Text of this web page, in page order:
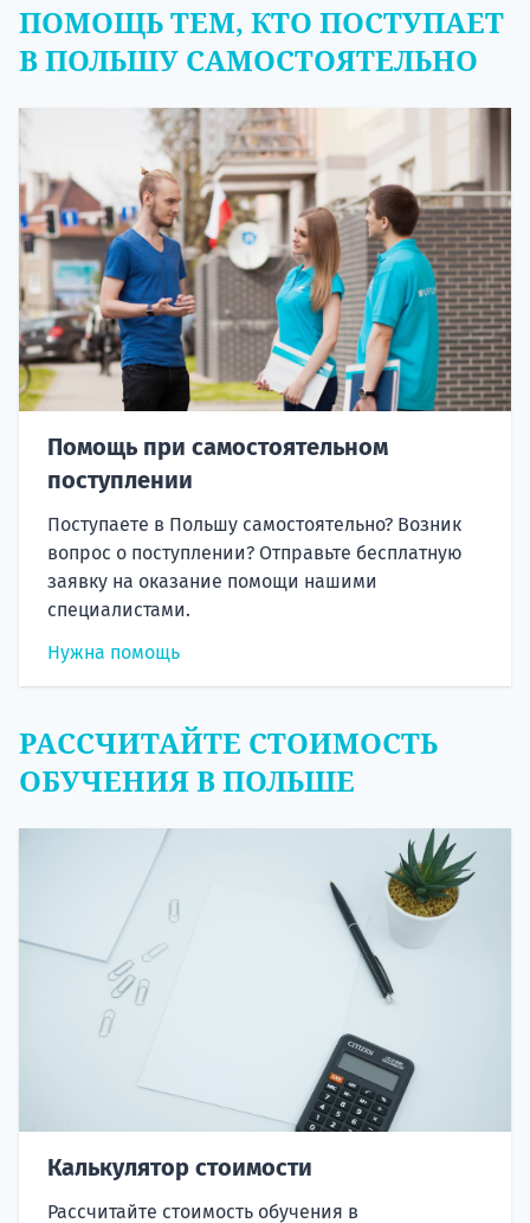
ПОМОЩЬ ТЕМ, КТО ПОСТУПАЕТ
В ПОЛЬШУ САМОСТОЯТЕЛЬНО
Помощь при самостоятельном
поступлении
Поступаете в Польшу самостоятельно? Возник
вопрос о поступлении? Отправьте бесплатную
заявку на оказание помощи нашими
специалистами.
Нужна помощь
РАССЧИТАЙТЕ СТОИМОСТЬ
ОБУЧЕНИЯ В ПОЛЬШЕ
Калькулятор стоимости
Рассчитайте стоимость обучения в